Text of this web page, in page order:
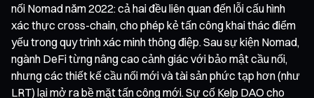
nối Nomad năm 2022: cả hai đều liên quan đến lỗi cấu hình
xác thực cross-chain, cho phép kẻ tấn công khai thác điểm
yếu trong quy trình xác minh thông điệp. Sau sự kiện Nomad,
ngành DeFi từng nâng cao cảnh giác với bảo mật cầu nối,
nhưng các thiết kế cầu nối mới và tài sản phức tạp hơn (như
LRT) lại mở ra bề mặt tấn công mới. Sự cố Kelp DAO cho